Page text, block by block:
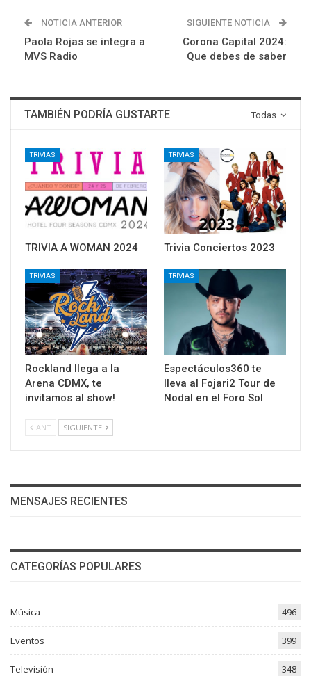
NOTICIA ANTERIOR
Paola Rojas se integra a
MVS Radio
SIGUIENTE NOTICIA
Corona Capital 2024:
Que debes de saber
Todas
TAMBIÉN PODRÍA GUSTARTE
TRIVIAS
TRIVIA A WOMAN 2024
TRIVIAS
Trivia Conciertos 2023
TRIVIAS
Rockland llega a la
Arena CDMX, te
invitamos al show!
TRIVIAS
Espectáculos360 te
lleva al Fojari2 Tour de
Nodal en el Foro Sol
ANT SIGUIENTE
MENSAJES RECIENTES
CATEGORÍAS POPULARES
Música 496
Eventos 399
Televisión 348